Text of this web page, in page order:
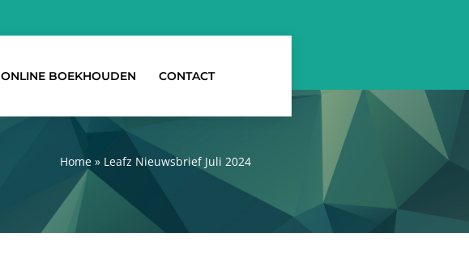
ONLINE BOEKHOUDEN CONTACT
Home » Leafz Nieuwsbrief Juli 2024